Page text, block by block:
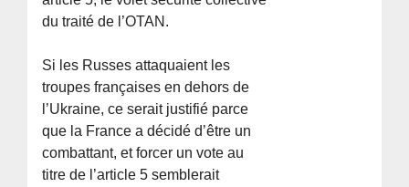
du traité de l’OTAN.
Si les Russes attaquaient les
troupes françaises en dehors de
l’Ukraine, ce serait justifié parce
que la France a décidé d’être un
combattant, et forcer un vote au
titre de l’article 5 semblerait